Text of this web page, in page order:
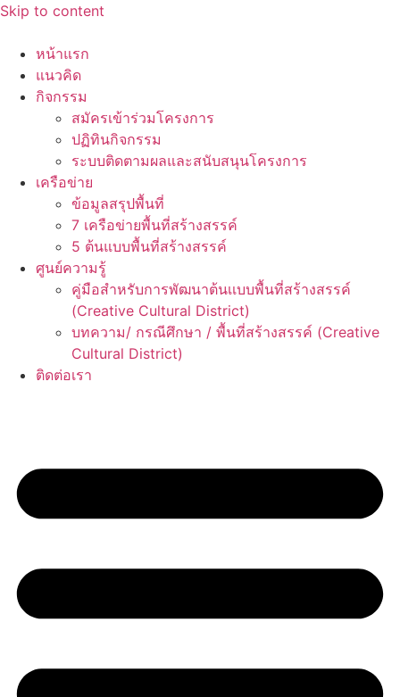
Skip to content
หน้าแรก
แนวคิด
กิจกรรม
สมัครเข้าร่วมโครงการ
ปฏิทินกิจกรรม
ระบบติดตามผลและสนับสนุนโครงการ
เครือข่าย
ข้อมูลสรุปพื้นที่
7 เครือข่ายพื้นที่สร้างสรรค์
5 ต้นแบบพื้นที่สร้างสรรค์
ศูนย์ความรู้
คู่มือสำหรับการพัฒนาต้นเเบบพื้นที่สร้างสรรค์
(Creative Cultural District)
บทความ/ กรณีศึกษา / พื้นที่สร้างสรรค์ (Creative
Cultural District)
ติดต่อเรา